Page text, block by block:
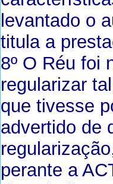
levantado o
titula a
8º O Réu foi
regularizar
que tivesse
advertido de
perante a